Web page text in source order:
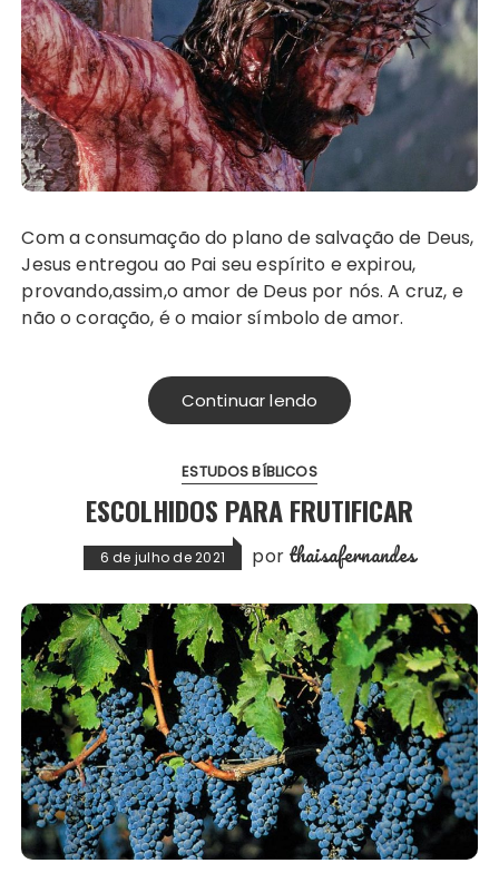
Com a consumação do plano de salvação de Deus,
Jesus entregou ao Pai seu espírito e expirou,
provando,assim,o amor de Deus por nós. A cruz, e
não o coração, é o maior símbolo de amor.
Continuar lendo
ESTUDOS BÍBLICOS
ESCOLHIDOS PARA FRUTIFICAR
6 de julho de 2021 por thaisafernandes